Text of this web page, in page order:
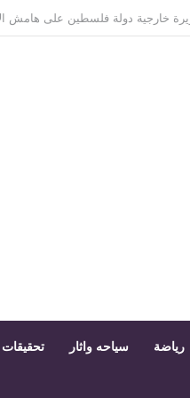
على واقعة فتاة الأوبر: ليست
رياضة سياحه واثار